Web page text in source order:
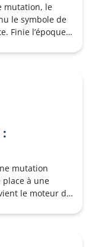
mutation, le
le symbole de
Finie l’époque
jeté. Aujourd’hui
mutation
place à une
le moteur de
numéro un : le